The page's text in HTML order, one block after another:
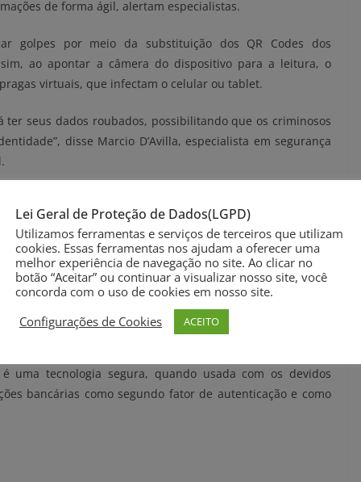
de forma ágil, alertam especialistas.
golpes por meio da substituição dos QR Codes dos
ao apontar a câmera do dispositivo para a leitura, o
virtuais, que infectam o celular ou tablet.
ter seus dados roubados, possibilitando que os criminosos
disse Marcio D’Avilla, especialista em segurança
usar QR Codes que foram enviados de um remetente
ao endereço ao qual está sendo direcionada. Se houver
o endereço estiver encurtado, a chance de ser um golpe é
nunca deve fornecer senhas ou dados pessoais
QR Code é uma ferramenta importante para agilizar o dia
uma tecnologia segura, quando usada com os devidos
bancárias como segundo fator de autenticação e como
Lei Geral de Proteção de Dados(LGPD)
Utilizamos ferramentas e serviços de terceiros que utilizam
cookies. Essas ferramentas nos ajudam a oferecer uma
melhor experiência de navegação no site. Ao clicar no
botão “Aceitar” ou continuar a visualizar nosso site, você
concorda com o uso de cookies em nosso site.
Configurações de Cookies
ACEITO